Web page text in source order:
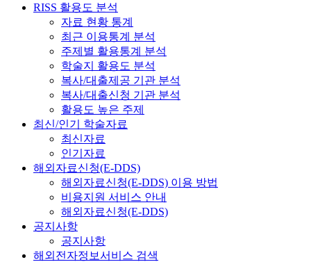
RISS 활용도 분석
자료 현황 통계
최근 이용통계 분석
주제별 활용통계 분석
학술지 활용도 분석
복사/대출제공 기관 분석
복사/대출신청 기관 분석
활용도 높은 주제
최신/인기 학술자료
최신자료
인기자료
해외자료신청(E-DDS)
해외자료신청(E-DDS) 이용 방법
비용지원 서비스 안내
해외자료신청(E-DDS)
공지사항
공지사항
해외전자정보서비스 검색